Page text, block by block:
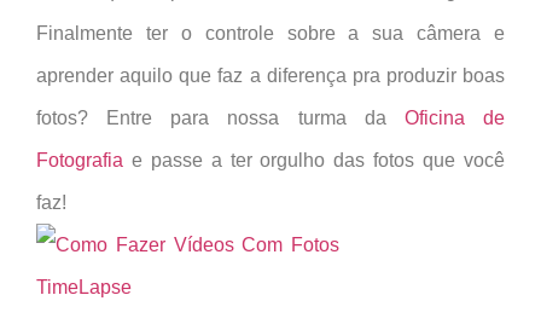
Finalmente ter o controle sobre a sua câmera e
aprender aquilo que faz a diferença pra produzir boas
fotos? Entre para nossa turma da Oficina de
Fotografia e passe a ter orgulho das fotos que você
faz!